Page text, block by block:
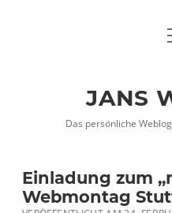
JANS
Das persönliche
Einladung zum
Webmontag